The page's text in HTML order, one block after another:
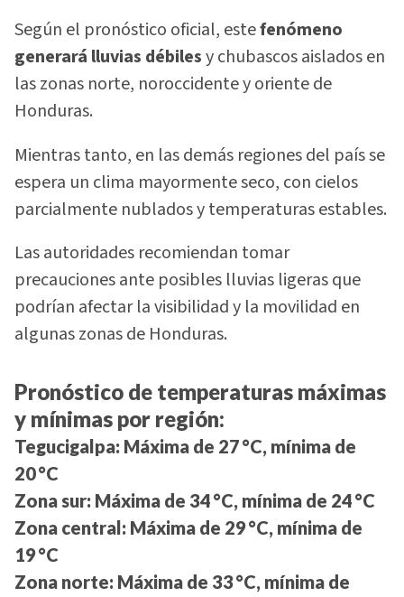
Según el pronóstico oficial, estefenómeno
generará lluvias débilesy chubascos aislados en
las zonas norte, noroccidente y oriente de
Honduras.
Mientras tanto, en las demás regiones del país se
espera un clima mayormente seco, con cielos
parcialmente nublados y temperaturas estables.
Las autoridades recomiendan tomar
precauciones ante posibles lluvias ligeras que
podrían afectar la visibilidad y la movilidad en
algunas zonas de Honduras.
Pronóstico de temperaturas máximas
y mínimas por región:
Tegucigalpa: Máxima de 27 °C, mínima de
20 °C
Zona sur: Máxima de 34 °C, mínima de 24 °C
Zona central: Máxima de 29 °C, mínima de
19 °C
Zona norte: Máxima de 33 °C, mínima de